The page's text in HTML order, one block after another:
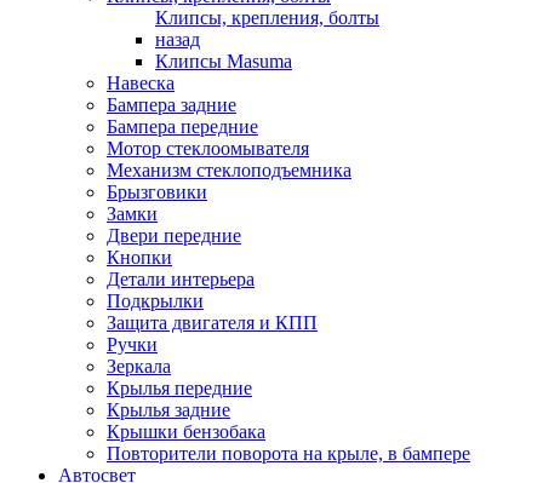
Клипсы, крепления, болты
назад
Клипсы Masuma
Навеска
Бампера задние
Бампера передние
Мотор стеклоомывателя
Механизм стеклоподъемника
Брызговики
Замки
Двери передние
Кнопки
Детали интерьера
Подкрылки
Защита двигателя и КПП
Ручки
Зеркала
Крылья передние
Крылья задние
Крышки бензобака
Повторители поворота на крыле, в бампере
Автосвет